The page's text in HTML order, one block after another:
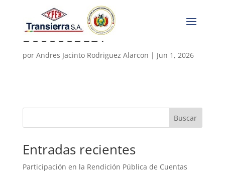
5000005837
por Andres Jacinto Rodriguez Alarcon | Jun 1, 2026
Buscar
Entradas recientes
Participación en la Rendición Pública de Cuentas